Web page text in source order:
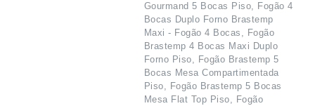
Gourmand 5 Bocas Piso, Fogão 4
Bocas Duplo Forno Brastemp
Maxi - Fogão 4 Bocas, Fogão
Brastemp 4 Bocas Maxi Duplo
Forno Piso, Fogão Brastemp 5
Bocas Mesa Compartimentada
Piso, Fogão Brastemp 5 Bocas
Mesa Flat Top Piso, Fogão